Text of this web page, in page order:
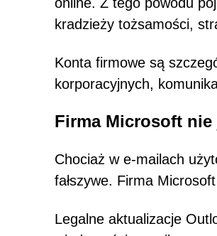
kradzieży tożsamości,
Konta firmowe są
korporacyjnych,
Firma Microsoft
Chociaż w e-mailach
fałszywe. Firma
Legalne aktualizacje